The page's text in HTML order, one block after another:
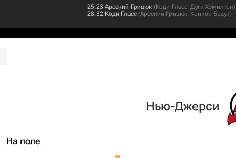
25:23 Арсений Грицюк (Коди Гласс, Дуги Хэмилтон)
28:32 Коди Гласс (Арсений Грицюк, Коннор Браун)
На поле
Нью-Джерси